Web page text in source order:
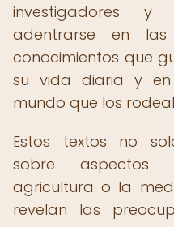
investigadores y
adentrarse en
conocimientos que
su vida diaria y
mundo que los
Estos textos no
sobre aspectos
agricultura o la
revelan las